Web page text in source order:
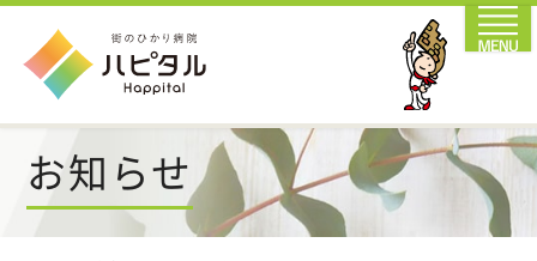
お知らせ